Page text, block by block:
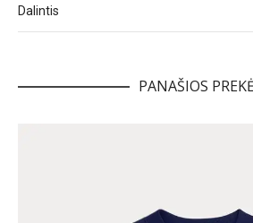
Dalintis
PANAŠIOS